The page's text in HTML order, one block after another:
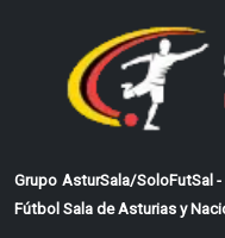
Grupo AsturSala/SoloFutSal
Fútbol Sala de Asturias y